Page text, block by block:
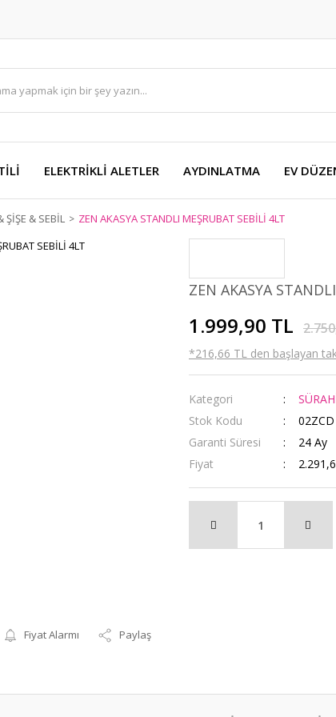
ELEKTRİKLİ ALETLER AYDINLATMA EV
ŞİŞE & SEBİL ZEN AKASYA STANDLI MEŞRUBAT SEBİLİ 4LT
Fiyat Alarmı Paylaş
ZEN AKASYA
1.999,90 TL
*216,66 TL den başlayan
Kategori
Stok Kodu
Garanti Süresi
24 Ay
Fiyat